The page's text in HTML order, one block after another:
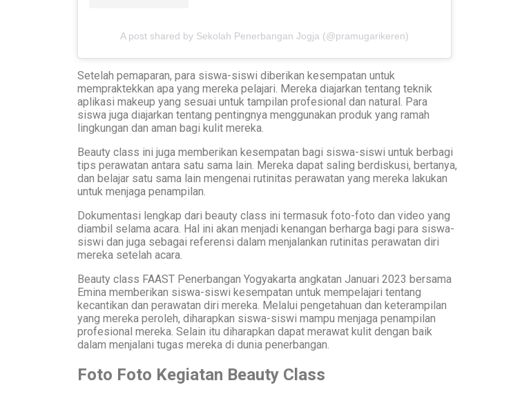
A post shared by Sekolah Penerbangan Jogja (@pramugarikeren)
Setelah pemaparan, para siswa-siswi diberikan kesempatan untuk
mempraktekkan apa yang mereka pelajari. Mereka diajarkan tentang teknik
aplikasi makeup yang sesuai untuk tampilan profesional dan natural. Para
siswa juga diajarkan tentang pentingnya menggunakan produk yang ramah
lingkungan dan aman bagi kulit mereka.
Beauty class ini juga memberikan kesempatan bagi siswa-siswi untuk berbagi
tips perawatan antara satu sama lain. Mereka dapat saling berdiskusi, bertanya,
dan belajar satu sama lain mengenai rutinitas perawatan yang mereka lakukan
untuk menjaga penampilan.
Dokumentasi lengkap dari beauty class ini termasuk foto-foto dan video yang
diambil selama acara. Hal ini akan menjadi kenangan berharga bagi para siswa-
siswi dan juga sebagai referensi dalam menjalankan rutinitas perawatan diri
mereka setelah acara.
Beauty class FAAST Penerbangan Yogyakarta angkatan Januari 2023 bersama
Emina memberikan siswa-siswi kesempatan untuk mempelajari tentang
kecantikan dan perawatan diri mereka. Melalui pengetahuan dan keterampilan
yang mereka peroleh, diharapkan siswa-siswi mampu menjaga penampilan
profesional mereka. Selain itu diharapkan dapat merawat kulit dengan baik
dalam menjalani tugas mereka di dunia penerbangan.
Foto Foto Kegiatan Beauty Class